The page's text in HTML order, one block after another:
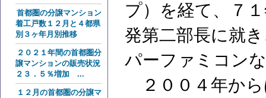
首都圏の分譲マンション
着工戸数１２月と４都県
別３ヶ年月別推移
２０２１年間の首都圏分
譲マンションの販売状況
２３．５％増加 ...
１２月の首都圏の分譲マ
プ）を経て、７
発第二部長に就
パーファミコン
２００４年から